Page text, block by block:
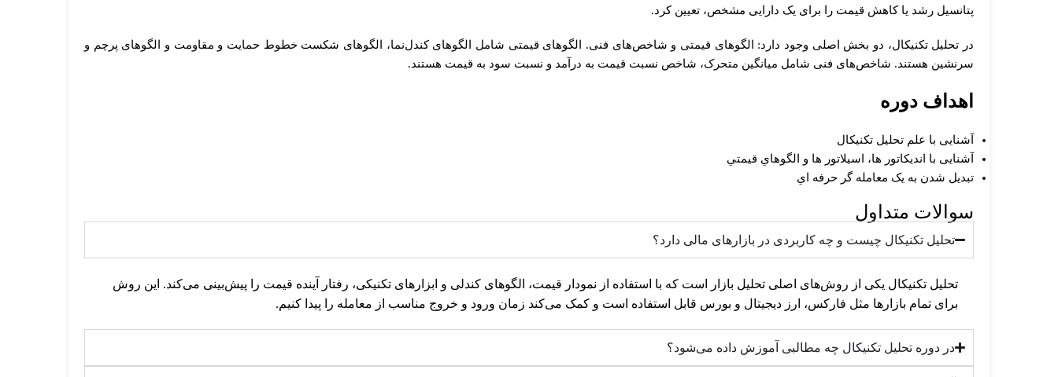
پتانسیل رشد یا کاهش قیمت را برای یک دارایی مشخص، تعیین کرد.
در تحلیل تکنیکال، دو بخش اصلی وجود دارد: الگوهای قیمتی و شاخص‌های فنی. الگوهای قیمتی شامل الگوهای کندل‌نما، الگوهای شکست خطوط حمایت و مقاومت و الگوهای پرچم و
سرنشین هستند. شاخص‌های فنی شامل میانگین متحرک، شاخص نسبت قیمت به درآمد و نسبت سود به قیمت هستند.
اهداف دوره
آشنایی با علم تحلیل تکنیکال
آشنایی با اندیکاتور ها، اسیلاتور ها و الگوهاي قيمتي
تبديل شدن به يک معامله گر حرفه اي
سوالات متداول
تحلیل تکنیکال چیست و چه کاربردی در بازارهای مالی دارد؟
تحلیل تکنیکال یکی از روش‌های اصلی تحلیل بازار است که با استفاده از نمودار قیمت، الگوهای کندلی و ابزارهای تکنیکی، رفتار آینده قیمت را پیش‌بینی می‌کند. این روش
برای تمام بازارها مثل فارکس، ارز دیجیتال و بورس قابل استفاده است و کمک می‌کند زمان ورود و خروج مناسب از معامله را پیدا کنیم.
در دوره تحلیل تکنیکال چه مطالبی آموزش داده می‌شود؟